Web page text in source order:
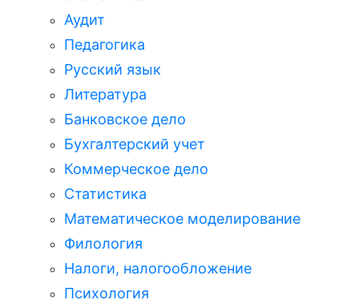
Аудит
Педагогика
Русский язык
Литература
Банковское дело
Бухгалтерский учет
Коммерческое дело
Статистика
Математическое моделирование
Филология
Налоги, налогообложение
Психология